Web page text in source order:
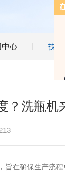
中心 技
？洗瓶机
旨在确保生产流